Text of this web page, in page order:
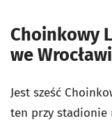
Choinkowy
we
Jest sześć
ten przy stadionie